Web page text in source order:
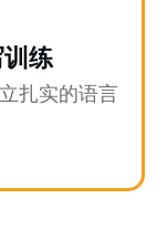
练
扎实的语言